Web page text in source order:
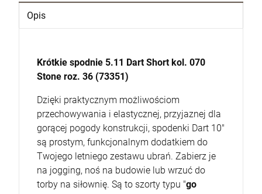
Opis
Krótkie spodnie 5.11 Dart Short kol. 070
Stone roz. 36 (73351)
Dzięki praktycznym możliwościom
przechowywania i elastycznej, przyjaznej dla
gorącej pogody konstrukcji, spodenki Dart 10"
są prostym, funkcjonalnym dodatkiem do
Twojego letniego zestawu ubrań. Zabierz je
na jogging, noś na budowie lub wrzuć do
torby na siłownię. Są to szorty typu "go